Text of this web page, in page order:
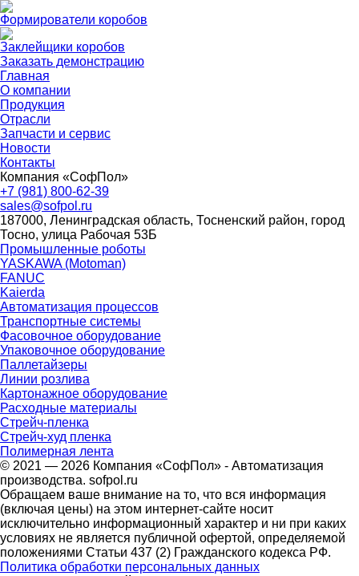
Формирователи коробов
Заклейщики коробов
Заказать демонстрацию
Главная
О компании
Продукция
Отрасли
Запчасти и сервис
Новости
Контакты
Компания «СофПол»
+7 (981) 800-62-39
sales@sofpol.ru
187000, Ленинградская область, Тосненский район, город
Тосно, улица Рабочая 53Б
Промышленные роботы
YASKAWA (Motoman)
FANUC
Kaierda
Автоматизация процессов
Транспортные системы
Фасовочное оборудование
Упаковочное оборудование
Паллетайзеры
Линии розлива
Картонажное оборудование
Расходные материалы
Стрейч-пленка
Стрейч-худ пленка
Полимерная лента
© 2021 — 2026 Компания «СофПол» - Автоматизация
производства. sofpol.ru
Обращаем ваше внимание на то, что вся информация
(включая цены) на этом интернет-сайте носит
исключительно информационный характер и ни при каких
условиях не является публичной офертой, определяемой
положениями Статьи 437 (2) Гражданского кодекса РФ.
Политика обработки персональных данных